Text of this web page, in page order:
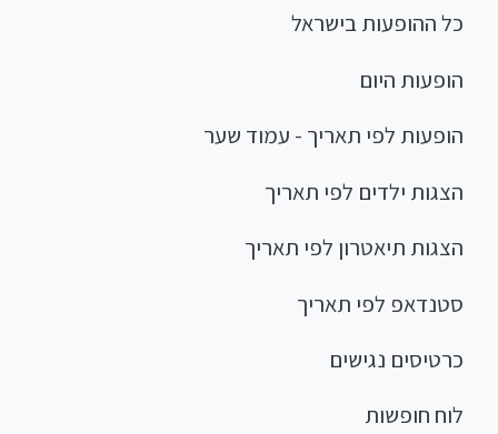
כל ההופעות בישראל
הופעות היום
הופעות לפי תאריך - עמוד שער
הצגות ילדים לפי תאריך
הצגות תיאטרון לפי תאריך
סטנדאפ לפי תאריך
כרטיסים נגישים
לוח חופשות